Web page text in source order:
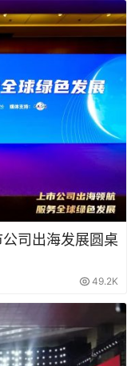
司出海发展圆桌
49.2K